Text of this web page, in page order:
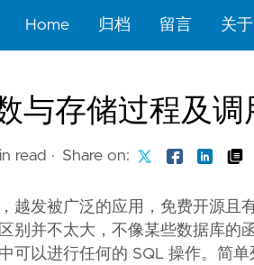
Home 归档 留言 关于
与存储过程及调
read · Share on:
越发被广泛的应用，免费开源且
别并不太大，不像某些数据库
可以进行任何的 SQL 操作。简